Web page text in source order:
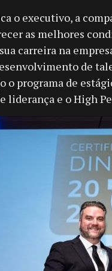
o executivo, a
as melhores
carreira na
de
o programa de
liderança e o High